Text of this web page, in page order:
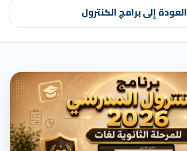
العودة إلى برامج الكنترول